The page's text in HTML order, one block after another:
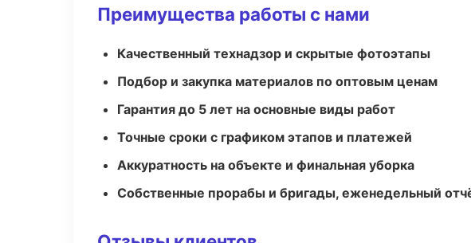
Преимущества работы с нами
Качественный технадзор и скрытые фотоэтапы
Подбор и закупка материалов по оптовым ценам
Гарантия до 5 лет на основные виды работ
Точные сроки с графиком этапов и платежей
Аккуратность на объекте и финальная уборка
Собственные прорабы и бригады, еженедельный